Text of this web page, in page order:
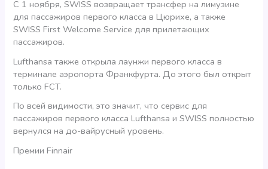
С 1 ноября, SWISS возвращает трансфер на лимузине
для пассажиров первого класса в Цюрихе, а также
SWISS First Welcome Service для прилетающих
пассажиров.
Lufthansa также открыла лаунжи первого класса в
терминале аэропорта Франкфурта. До этого был открыт
только FCT.
По всей видимости, это значит, что сервис для
пассажиров первого класса Lufthansa и SWISS полностью
вернулся на до-вайрусный уровень.
Премии Finnair